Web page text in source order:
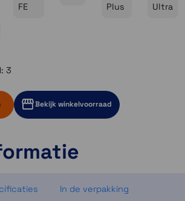
FE
Plus
Ultra
3
Bekijk winkelvoorraad
voorraad
Momenteel even niet op voorraad
In de verpakking